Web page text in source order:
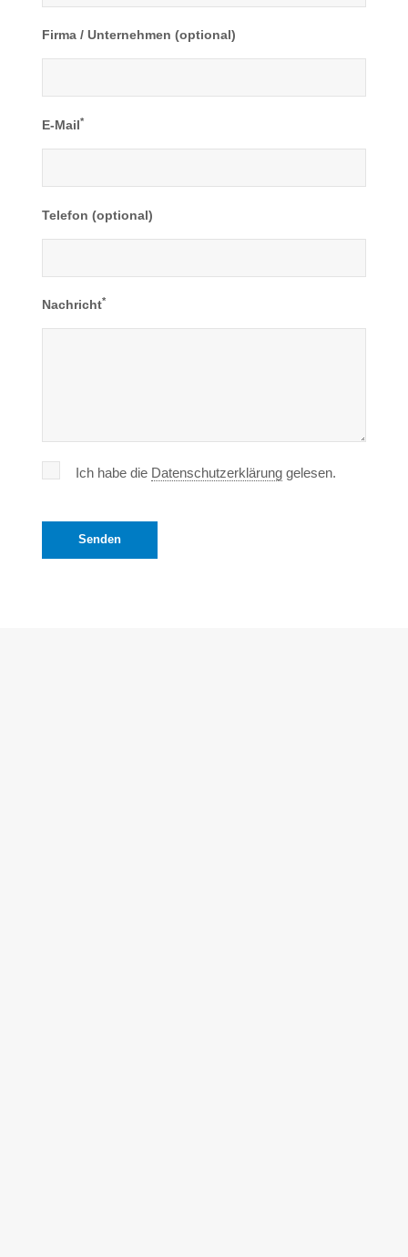
Firma / Unternehmen (optional)
E-Mail *
Telefon (optional)
Nachricht*
Ich habe die Datenschutzerklärunggelesen.
Senden